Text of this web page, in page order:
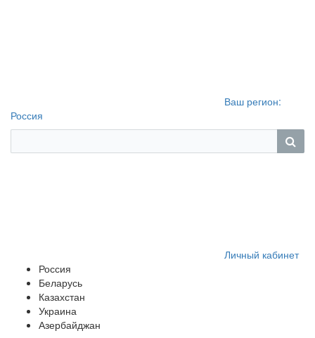
Ваш регион:
Россия
Личный кабинет
Россия
Беларусь
Казахстан
Украина
Азербайджан